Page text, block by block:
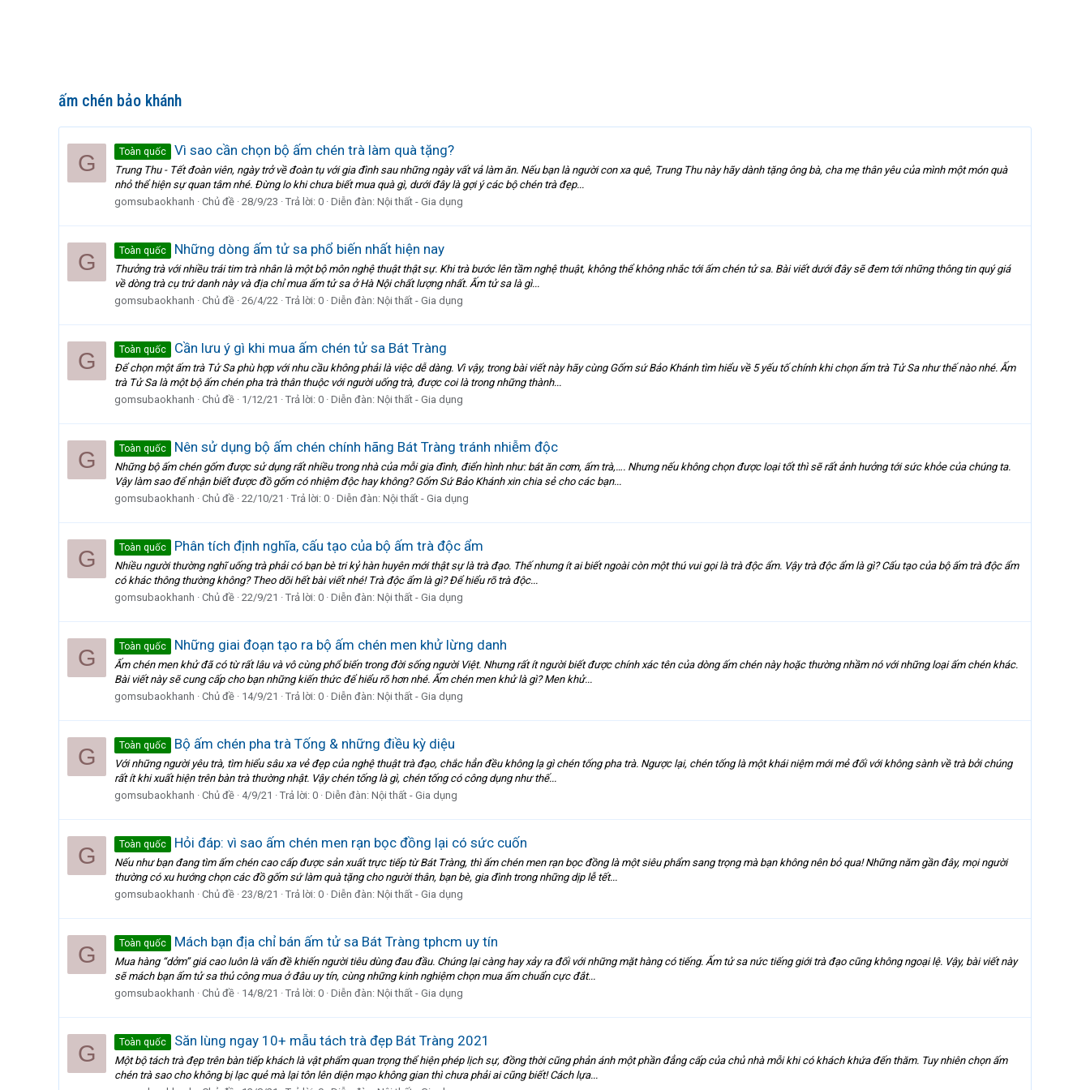
ấm chén bảo khánh
G Toàn quốc Vì sao cần chọn bộ ấm chén trà làm quà tặng?
Trung Thu - Tết đoàn viên, ngày trở về đoàn tụ với gia đình sau những ngày vất vả làm ăn. Nếu bạn là người con xa quê, Trung Thu này hãy dành tặng ông bà, cha mẹ thân yêu của mình một món quà
nhỏ thể hiện sự quan tâm nhé. Đừng lo khi chưa biết mua quà gì, dưới đây là gợi ý các bộ chén trà đẹp...
gomsubaokhanh
Chủ đề 28/9/23 Trả lời: 0 Diễn đàn: Nội thất - Gia dụng
G Toàn quốc Những dòng ấm tử sa phổ biến nhất hiện nay
Thưởng trà với nhiều trái tim trà nhân là một bộ môn nghệ thuật thật sự. Khi trà bước lên tầm nghệ thuật, không thể không nhắc tới ấm chén tử sa. Bài viết dưới đây sẽ đem tới những thông tin quý giá
về dòng trà cụ trứ danh này và địa chỉ mua ấm tử sa ở Hà Nội chất lượng nhất. Ấm tử sa là gì...
gomsubaokhanh
Chủ đề 26/4/22 Trả lời: 0 Diễn đàn: Nội thất - Gia dụng
G Toàn quốc Cần lưu ý gì khi mua ấm chén tử sa Bát Tràng
Để chọn một ấm trà Tử Sa phù hợp với nhu cầu không phải là việc dễ dàng. Vì vậy, trong bài viết này hãy cùng Gốm sứ Bảo Khánh tìm hiểu về 5 yếu tố chính khi chọn ấm trà Tử Sa như thế nào nhé. Ấm
trà Tử Sa là một bộ ấm chén pha trà thân thuộc với người uống trà, được coi là trong những thành...
gomsubaokhanh
Chủ đề 1/12/21 Trả lời: 0 Diễn đàn: Nội thất - Gia dụng
G Toàn quốc Nên sử dụng bộ ấm chén chính hãng Bát Tràng tránh nhiễm độc
Những bộ ấm chén gốm được sử dụng rất nhiều trong nhà của mỗi gia đình, điển hình như: bát ăn cơm, ấm trà,…. Nhưng nếu không chọn được loại tốt thì sẽ rất ảnh hưởng tới sức khỏe của chúng ta.
Vậy làm sao để nhận biết được đồ gốm có nhiệm độc hay không? Gốm Sứ Bảo Khánh xin chia sẻ cho các bạn...
gomsubaokhanh
Chủ đề 22/10/21 Trả lời: 0 Diễn đàn: Nội thất - Gia dụng
G Toàn quốc Phân tích định nghĩa, cấu tạo của bộ ấm trà độc ẩm
Nhiều người thường nghĩ uống trà phải có bạn bè tri kỷ hàn huyên mới thật sự là trà đạo. Thế nhưng ít ai biết ngoài còn một thú vui gọi là trà độc ẩm. Vậy trà độc ẩm là gì? Cấu tạo của bộ ấm trà độc ẩm
có khác thông thường không? Theo dõi hết bài viết nhé! Trà độc ẩm là gì? Để hiểu rõ trà độc...
gomsubaokhanh
Chủ đề 22/9/21 Trả lời: 0 Diễn đàn: Nội thất - Gia dụng
G Toàn quốc Những giai đoạn tạo ra bộ ấm chén men khử lừng danh
Ấm chén men khử đã có từ rất lâu và vô cùng phổ biến trong đời sống người Việt. Nhưng rất ít người biết được chính xác tên của dòng ấm chén này hoặc thường nhầm nó với những loại ấm chén khác.
Bài viết này sẽ cung cấp cho bạn những kiến thức để hiểu rõ hơn nhé. Ấm chén men khử là gì? Men khử...
gomsubaokhanh
Chủ đề 14/9/21 Trả lời: 0 Diễn đàn: Nội thất - Gia dụng
G Toàn quốc Bộ ấm chén pha trà Tống & những điều kỳ diệu
Với những người yêu trà, tìm hiểu sâu xa vẻ đẹp của nghệ thuật trà đạo, chắc hẳn đều không lạ gì chén tống pha trà. Ngược lại, chén tống là một khái niệm mới mẻ đối với không sành về trà bởi chúng
rất ít khi xuất hiện trên bàn trà thường nhật. Vậy chén tống là gì, chén tống có công dụng như thế...
gomsubaokhanh
Chủ đề 4/9/21 Trả lời: 0 Diễn đàn: Nội thất - Gia dụng
G Toàn quốc Hỏi đáp: vì sao ấm chén men rạn bọc đồng lại có sức cuốn
Nếu như bạn đang tìm ấm chén cao cấp được sản xuất trực tiếp từ Bát Tràng, thì ấm chén men rạn bọc đồng là một siêu phẩm sang trọng mà bạn không nên bỏ qua! Những năm gần đây, mọi người
thường có xu hướng chọn các đồ gốm sứ làm quà tặng cho người thân, bạn bè, gia đình trong những dịp lễ tết...
gomsubaokhanh
Chủ đề 23/8/21 Trả lời: 0 Diễn đàn: Nội thất - Gia dụng
G Toàn quốc Mách bạn địa chỉ bán ấm tử sa Bát Tràng tphcm uy tín
Mua hàng “dởm” giá cao luôn là vấn đề khiến người tiêu dùng đau đầu. Chúng lại càng hay xảy ra đối với những mặt hàng có tiếng. Ấm tử sa nức tiếng giới trà đạo cũng không ngoại lệ. Vậy, bài viết này
sẽ mách bạn ấm tử sa thủ công mua ở đâu uy tín, cùng những kinh nghiệm chọn mua ấm chuẩn cực đắt...
gomsubaokhanh
Chủ đề 14/8/21 Trả lời: 0 Diễn đàn: Nội thất - Gia dụng
G Toàn quốc Săn lùng ngay 10+ mẫu tách trà đẹp Bát Tràng 2021
Một bộ tách trà đẹp trên bàn tiếp khách là vật phẩm quan trọng thể hiện phép lịch sự, đồng thời cũng phản ánh một phần đẳng cấp của chủ nhà mỗi khi có khách khứa đến thăm. Tuy nhiên chọn ấm
chén trà sao cho không bị lạc quẻ mà lại tôn lên diện mạo không gian thì chưa phải ai cũng biết! Cách lựa...